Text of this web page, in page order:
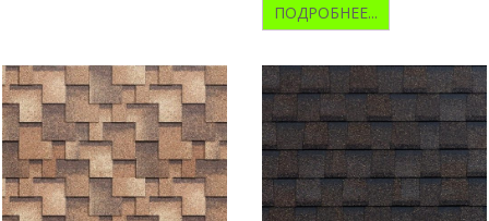
ПОДРОБНЕЕ...